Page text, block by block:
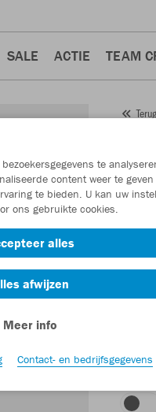
SALE ACTIE TEAM
Terug
Zin
wit
te
content weer te
te bieden. U kan uw
ons gebruikte cookies.
alles
afwijzen
Meer info
Contact- en bedrijfsgegevens